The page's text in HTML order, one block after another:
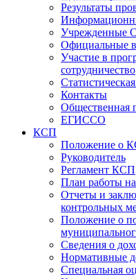
Результаты
Учрежденные
Официальные
Участие в
сотрудничество
Контакты
Общественная
ЕГИССО
КСП
Положение о
Руководитель
Регламент КСП
План работы
Отчеты и
контрольных
Положение о
Сведения о
Нормативные
Специальная